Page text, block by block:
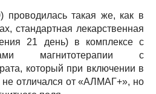
проводилась такая же, как в
стандартная лекарственная
21 день) в комплексе с
магнитотерапии с
который при включении в
отличался от «АЛМАГ+», но